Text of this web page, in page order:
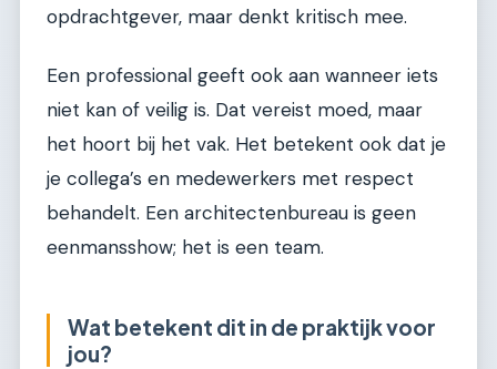
opdrachtgever, maar denkt kritisch mee.
Een professional geeft ook aan wanneer iets
niet kan of veilig is. Dat vereist moed, maar
het hoort bij het vak. Het betekent ook dat je
je collega’s en medewerkers met respect
behandelt. Een architectenbureau is geen
eenmansshow; het is een team.
Wat betekent dit in de praktijk voor
jou?